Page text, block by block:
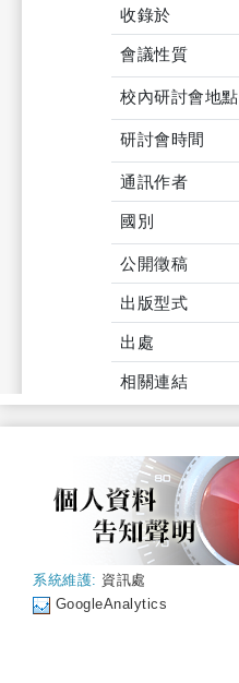
收錄於
會議性質
校內研討會地點
研討會時間
通訊作者
國別
公開徵稿
出版型式
出處
相關連結
系統維護: 資訊處
GoogleAnalytics